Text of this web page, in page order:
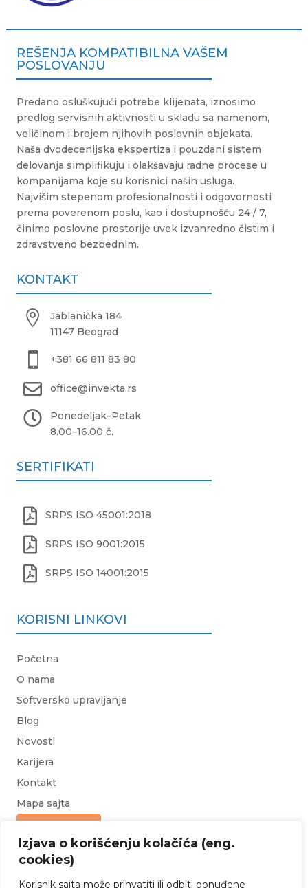
Izjava o korišćenju kolačića (eng.
cookies)
Korisnik sajta može prihvatiti ili odbiti ponuđene
REŠENJA KOMPATIBILNA VAŠEM
POSLOVANJU
Predano osluškujući potrebe klijenata, iznosimo
predlog servisnih aktivnosti u skladu sa namenom,
veličinom i brojem njihovih poslovnih objekata.
Naša dvodecenijska ekspertiza i pouzdani sistem
delovanja simplifikuju i olakšavaju radne procese u
kompanijama koje su korisnici naših usluga.
Najvišim stepenom profesionalnosti i odgovornosti
prema poverenom poslu, kao i dostupnošću 24 / 7,
činimo poslovne prostorije uvek izvanredno čistim i
zdravstveno bezbednim.
KONTAKT

Jablanička 184
11147 Beograd
 +381 66 811 83 80
 office@invekta.rs
 Ponedeljak–Petak
8.00–16.00 č.
SERTIFIKATI
 SRPS ISO 45001:2018
 SRPS ISO 9001:2015
 SRPS ISO 14001:2015
KORISNI LINKOVI
Početna
O nama
Softversko upravljanje
Blog
Novosti
Karijera
Kontakt
Mapa sajta
Upit za ponudu